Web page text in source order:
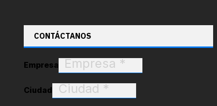
CONTÁCTANOS
Empresa
Ciudad